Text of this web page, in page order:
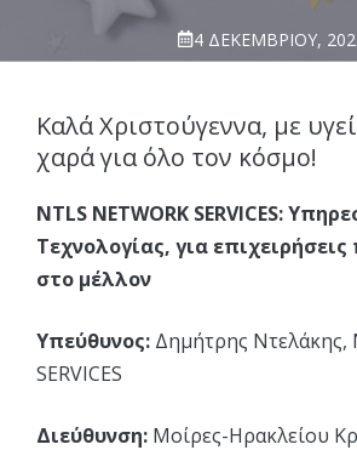
4 ΔΕΚΕΜΒΡΊΟΥ,
Καλά Χριστούγεννα, με
χαρά για όλο τον κόσμο!
NTLS NETWORK SERVICES:
Τεχνολογίας, για
στο μέλλον
Υπεύθυνος: Δημήτρης Ντελάκης,
SERVICES
Διεύθυνση: Μοίρες-Ηρακλείου